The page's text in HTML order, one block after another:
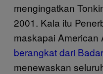
mengingatkan
2001. Kala itu
maskapai American
berangkat dari
menewaskan